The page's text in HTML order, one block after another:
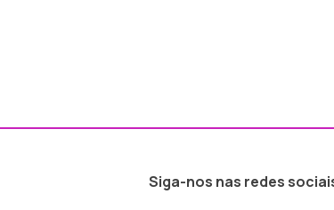
Siga-nos nas redes